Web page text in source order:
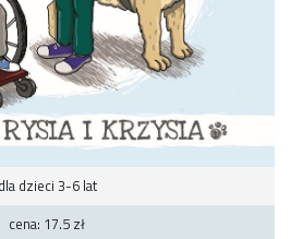
dla dzieci 3-6 lat
cena: 17.5 zł